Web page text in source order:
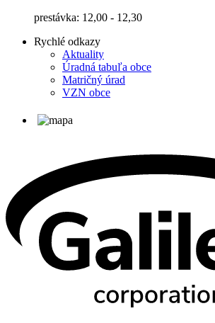
prestávka: 12,00 - 12,30
Rychlé odkazy
Aktuality
Úradná tabuľa obce
Matričný úrad
VZN obce